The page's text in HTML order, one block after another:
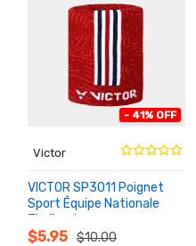
- 41% OFF
Victor
VICTOR SP3011 Poignet
Sport Équipe Nationale
Thaïlande
$5.95 $10.00
AU
PANIER